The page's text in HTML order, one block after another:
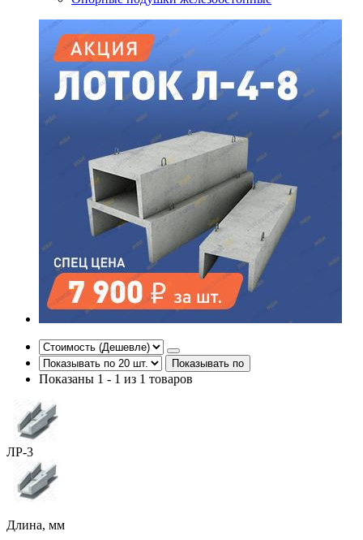
Показывать по
Показаны 1 - 1 из 1 товаров
ЛР-3
Длина, мм